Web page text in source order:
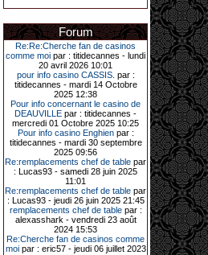
une machine à sous pour une mise
initiale de 5,28 €. Puis quelques
jours plus tard, le vendredi 27 mars,
un joueur a décroché 12 086 euros
sur une autre machine à sous.
Enfin, troisième et dernier jackpot,
record cette fois-ci, le samedi 28
mars dernier. Quelque 111 322
euros ont été remportés sur la table
d’Ultimate Texas Hold’em Poker,
grâce à une mise de 5 euros sur la
case bonus et une quinte flush
royale. Ces gains ont été annoncés
dans un communiqué diffusé par le
casino ce lundi 30 mars en soirée.
11-01-2026|
Dimanche 11 janvier, en soirée, une
cliente retraitée de 78 ans, habitant
Trémuson, a eu l’énorme surprise
Forum
Re:Re:Cherche fan de casinos
comme moi par : titidecannes - lundi
20 avril 2026 10:01
pour info casino CASSIS. par :
titidecannes - mardi 14 Octobre
2025 12:38
Pour info concernant le casino de
DEAUVILLE par : titidecannes -
mercredi 01 Octobre 2025 10:25
Pour info casino Enghienpar :
titidecannes - mardi 30 septembre
2025 09:56
Re:remplacements chef de table par
: Lucas93 - samedi 28 juin 2025
11:01
Re:remplacements chef de table par
: Lucas93 - jeudi 26 juin 2025 21:45
remplacements chef de tablepar :
alexasshark - vendredi 23 août
2024 15:53
Re:Cherche fan de casinos comme
moipar : eric57 - jeudi 06 juillet 2023